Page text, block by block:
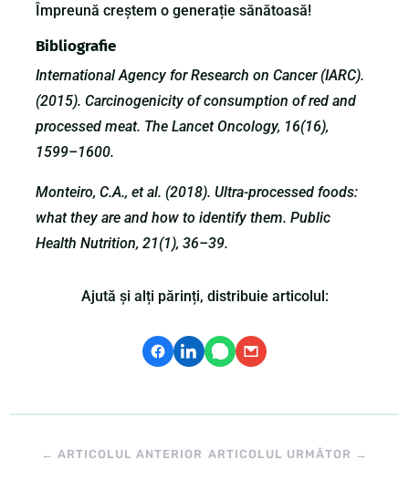
Împreună creștem o generație sănătoasă!
Bibliografie
International Agency for Research on Cancer (IARC).
(2015). Carcinogenicity of consumption of red and
processed meat. The Lancet Oncology, 16(16),
1599–1600.
Monteiro, C.A., et al. (2018). Ultra-processed foods:
what they are and how to identify them. Public
Health Nutrition, 21(1), 36–39.
Ajută și alți părinți, distribuie articolul:
← ARTICOLUL ANTERIOR ARTICOLUL URMĂTOR →